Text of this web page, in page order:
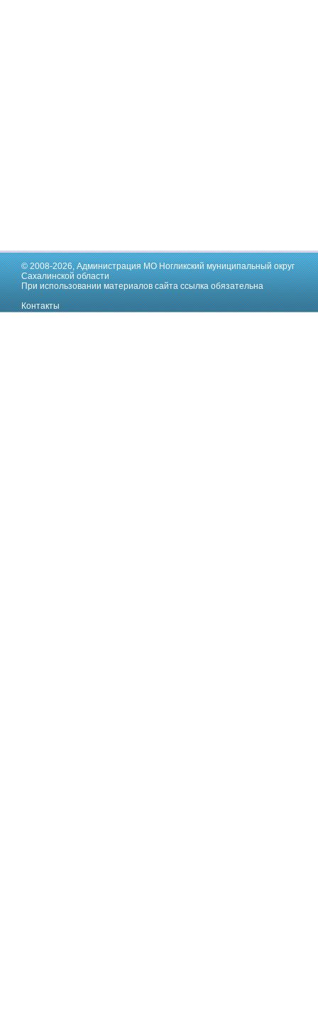
© 2008-2026,Администрация МО Ногликский муниципальный округ
Сахалинской области
При использовании материалов сайта ссылка обязательна
Контакты